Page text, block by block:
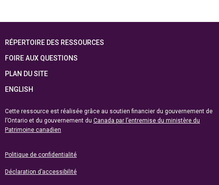
RÉPERTOIRE DES RESSOURCES
FOIRE AUX QUESTIONS
PLAN DU SITE
ENGLISH
Cette ressource est réalisée grâce au soutien financier du gouvernement de
l’Ontario et du gouvernement du Canada par l’entremise du ministère du
Patrimoine canadien
Politique de confidentialité
Déclaration d’accessibilité